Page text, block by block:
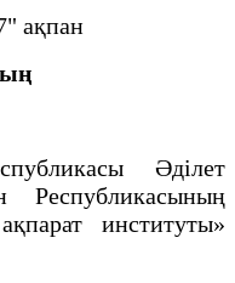
ақпан
Әділет
Республикасының
институты»